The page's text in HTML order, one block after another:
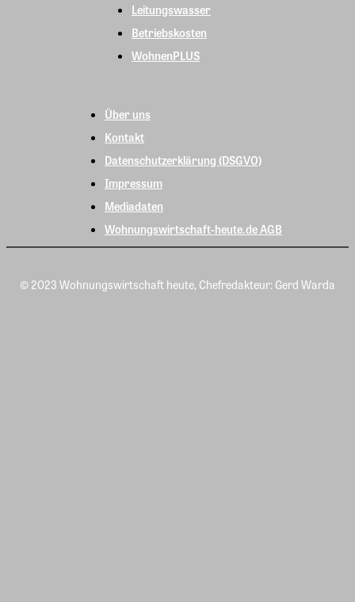
Leitungswasser
Betriebskosten
WohnenPLUS
Über uns
Kontakt
Datenschutzerklärung (DSGVO)
Impressum
Mediadaten
Wohnungswirtschaft-heute.de AGB
© 2023 Wohnungswirtschaft heute, Chefredakteur: Gerd Warda